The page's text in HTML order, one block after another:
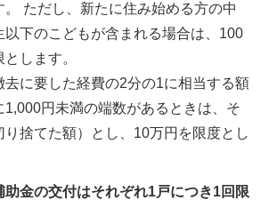
。 ただし、新たに住み始める方の中
以下のこどもが含まれる場合は、100
します。
去に要した経費の2分の1に相当する額
1,000円未満の端数があるときは、そ
り捨てた額）とし、10万円を限度とし
助金の交付はそれぞれ1戸につき1回限